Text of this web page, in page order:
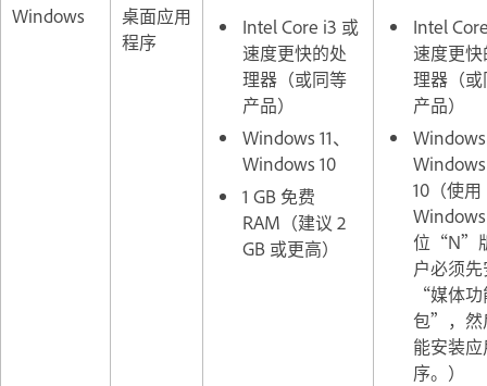
Windows
桌面应用
程序
Intel Core i3 或
速度更快的处
理器（或同等
产品）
Windows 11、
Windows 10
1 GB 免费
RAM（建议 2
GB 或更高）
Intel
速度更
理器（
产品）
Windows
Windows
10（使用
位“N”
户必须
“媒体
包”，然
能安装
序。）